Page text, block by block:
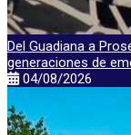
Del Guadiana a
generaciones de
04/08/2026